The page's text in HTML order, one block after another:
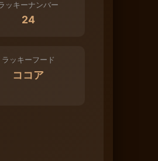
ッキーナンバー
24
ラッキーフード
ココア